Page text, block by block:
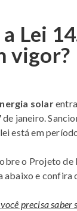
Lei
vigor?
solar
janeiro.
está em
o Projeto de
abaixo e confira
precisa saber